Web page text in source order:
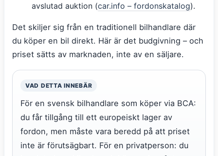
avslutad auktion (car.info – fordonskatalog).
Det skiljer sig från en traditionell bilhandlare där
du köper en bil direkt. Här är det budgivning – och
priset sätts av marknaden, inte av en säljare.
VAD DETTA INNEBÄR
För en svensk bilhandlare som köper via BCA:
du får tillgång till ett europeiskt lager av
fordon, men måste vara beredd på att priset
inte är förutsägbart. För en privatperson: du